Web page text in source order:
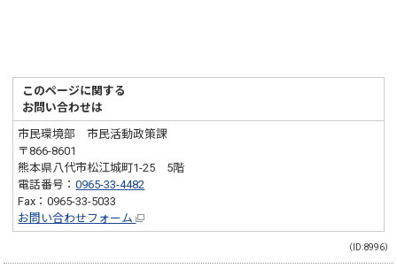
このページに関する
お問い合わせは
市民環境部 市民活動政策課
〒866-8601
熊本県八代市松江城町1-25 5階
電話番号：0965-33-4482
Fax：0965-33-5033
お問い合わせフォーム
（ID:8996）